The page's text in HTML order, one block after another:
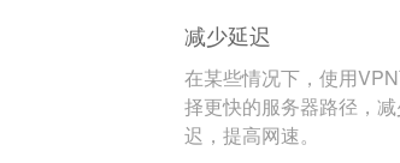
减少延迟
在某些情况下，使用
择更快的服务器路径，减
迟，提高网速。